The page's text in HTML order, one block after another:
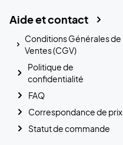
Aide et contact
Conditions Générales de
Ventes (CGV)
Politique de
confidentialité
FAQ
Correspondance de prix
Statut de commande